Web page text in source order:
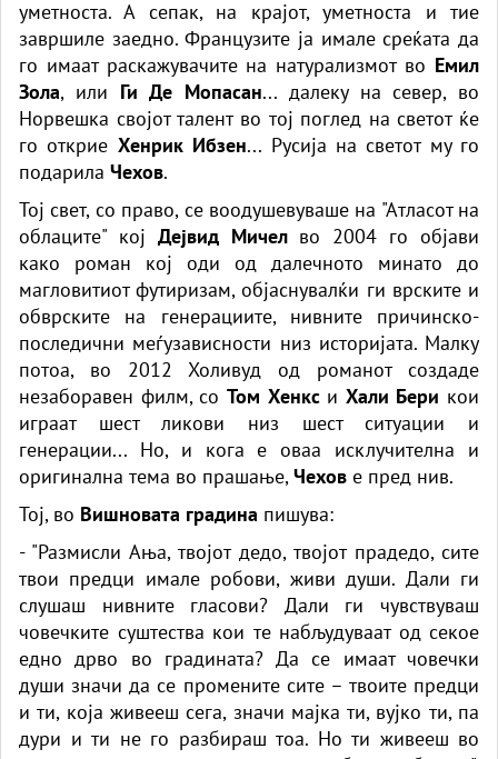
уметноста. А сепак, на крајот, уметноста и тие
завршиле заедно. Французите ја имале среќата да
го имаат раскажувачите на натурализмот во Емил
Зола, или Ги Де Мопасан... далеку на север, во
Норвешка својот талент во тој поглед на светот ќе
го открие Хенрик Ибзен... Русија на светот му го
подарила Чехов.
Тој свет, со право, се воодушевуваше на "Атласот на
облаците" кој Дејвид Мичелво 2004 го објави
како роман кој оди од далечното минато до
магловитиот футиризам, објаснувалќи ги врските и
обврските на генерациите, нивните причинско-
последични меѓузависности низ историјата. Малку
потоа, во 2012 Холивуд од романот создаде
незаборавен филм, со Том Хенкси Хали Бери кои
играат шест ликови низ шест ситуации и
генерации... Но, и кога е оваа исклучителна и
оригинална тема во прашање, Чехов е пред нив.
Тој, во Вишновата градина пишува:
- "Размисли Ања, твојот дедо, твојот прадедо, сите
твои предци имале робови, живи души. Дали ги
слушаш нивните гласови? Дали ги чувствуваш
човечките суштества кои те набљудуваат од секое
едно дрво во градината? Да се имаат човечки
души значи да се промените сите – твоите предци
и ти, која живееш сега, значи мајка ти, вујко ти, па
дури и ти не го разбираш тоа. Но ти живееш во